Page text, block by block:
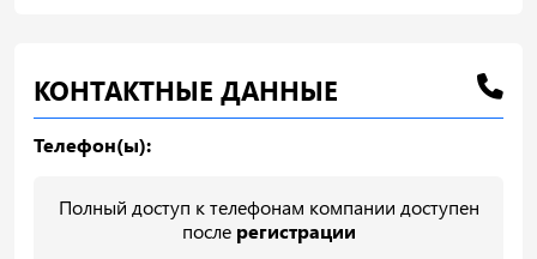
КОНТАКТНЫЕ ДАННЫЕ
Телефон(ы):
Полный доступ к телефонам компании доступен
после регистрации